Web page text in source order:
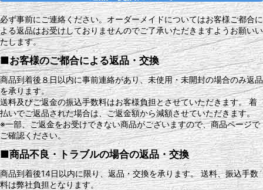
必ず事前にご連絡ください。オーダーメイドについてはお客様ご都合に
よる返品はお受けしておりませんのでご了承いただきますようお願いい
たします。
■お客様のご都合による返品・交換
商品到着後８日以内に事前連絡があり、未使用・未開封の場合のみ返品
を承ります。
送料及びご返金の振込手数料はお客様負担とさせていただきます。 着
払いでご返品された場合は、ご返金額から減額させていただきます。
※一部、ご返金をお受けできない商品がございますので、商品ページで
ご確認ください。
■商品不良・トラブルの場合の返品・交換
商品到着後14日以内に限り、返品・交換を承ります。 送料、振込手数
料は弊社負担となります。